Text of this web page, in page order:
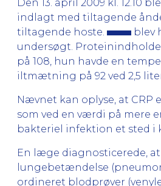
Den 13. april 2009 kl. 12.10
indlagt med tiltagende
tiltagende hoste.
blev
undersøgt.
på 108, hun havde en
iltmætning på 92 ved 2,5
Nævnet kan oplyse, at CRP
som ved en værdi på mere
bakteriel infektion et sted i
En læge diagnosticerede, at
lungebetændelse
ordineret blodprøver